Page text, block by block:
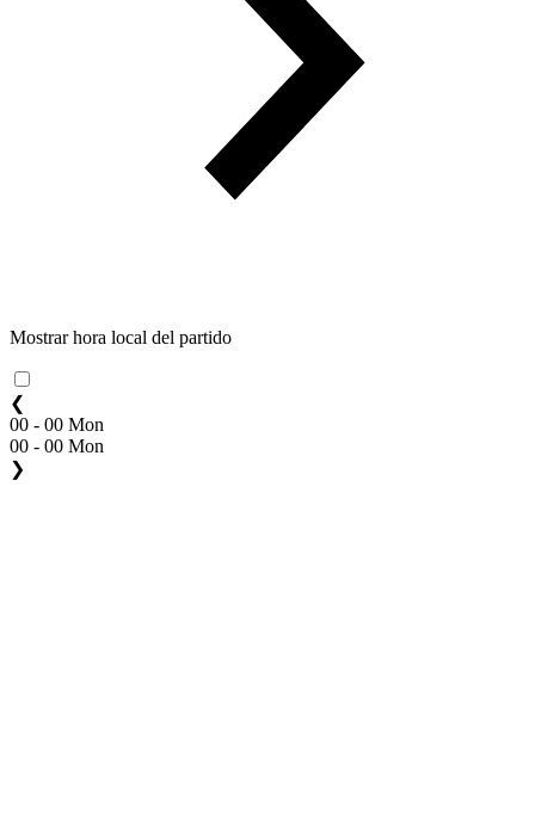
Mostrar hora local del partido
❮
00 - 00 Mon
00 - 00 Mon
❯